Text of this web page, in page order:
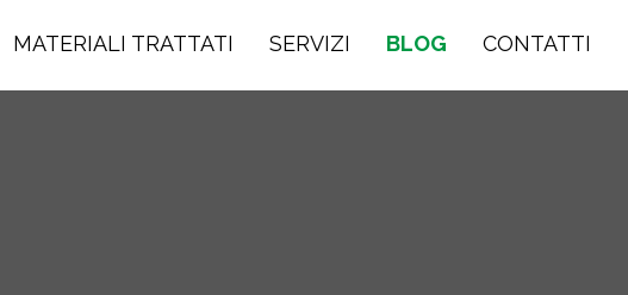
MATERIALI TRATTATI SERVIZI BLOG CONTATTI